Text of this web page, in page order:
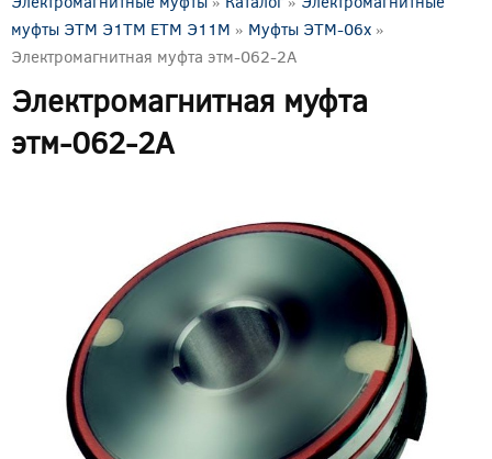
муфты ЭТМ Э1ТМ ETM Э11М » Муфты ЭТМ-06x »
Электромагнитная муфта этм-062-2А
Электромагнитная муфта
этм-062-2А